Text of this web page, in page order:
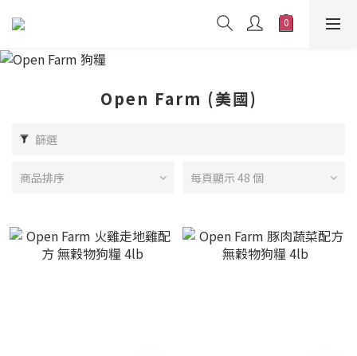
Open Farm (美國)
篩選
商品排序 每頁顯示 48 個